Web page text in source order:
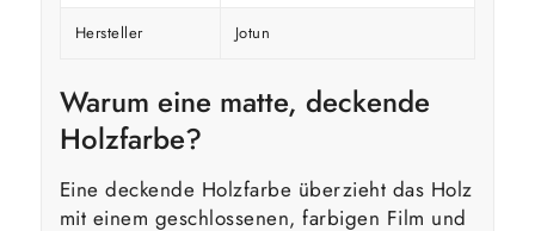
Hersteller Jotun
Warum eine matte, deckende
Holzfarbe?
Eine deckende Holzfarbe überzieht das Holz
mit einem geschlossenen, farbigen Film und